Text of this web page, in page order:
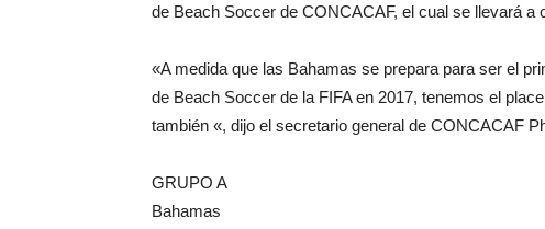
de Beach Soccer de CONCACAF, el cual se llevará a
«A medida que las Bahamas se prepara para ser el
de Beach Soccer de la FIFA en 2017, tenemos el
también «, dijo el secretario general de CONCACAF
GRUPO A
Bahamas